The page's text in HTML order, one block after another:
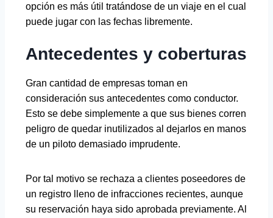
opción es más útil tratándose de un viaje en el cual
puede jugar con las fechas libremente.
Antecedentes y coberturas
Gran cantidad de empresas toman en
consideración sus antecedentes como conductor.
Esto se debe simplemente a que sus bienes corren
peligro de quedar inutilizados al dejarlos en manos
de un piloto demasiado imprudente.
Por tal motivo se rechaza a clientes poseedores de
un registro lleno de infracciones recientes, aunque
su reservación haya sido aprobada previamente. Al